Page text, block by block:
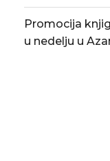
Promocija
u nedelju u